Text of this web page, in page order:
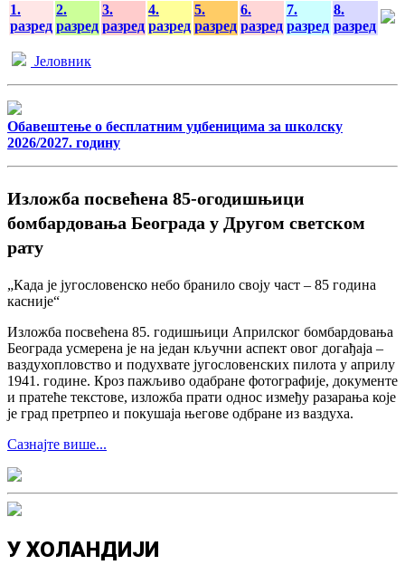
1.
разред
2.
разред
3.
разред
4.
разред
5.
разред
6.
разред
7.
разред
8.
разред
Јеловник
Обавештење о бесплатним уџбеницима за школску
2026/2027. годину
Изложба посвећена 85-огодишњици
бомбардовања Београда у Другом светском
рату
„Када је југословенско небо бранило своју част – 85 година
касније“
Изложба посвећена 85. годишњици Априлског бомбардовања
Београда усмерена је на један кључни аспект овог догађаја –
ваздухопловство и подухвате југословенских пилота у априлу
1941. године. Кроз пажљиво одабране фотографије, документе
и пратеће текстове, изложба прати однос између разарања које
је град претрпео и покушаја његове одбране из ваздуха.
Сазнајте више...
У ХОЛАНДИЈИ